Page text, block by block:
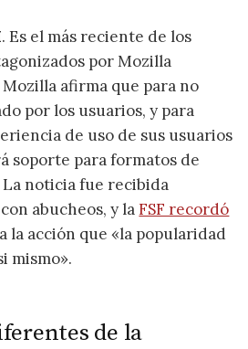
. Es el más reciente de los
por Mozilla
afirma que para no
por los usuarios, y para
de uso de sus usuarios
soporte para formatos de
La noticia fue recibida
abucheos, y laFSF recordó
a la acción que «la popularidad
mismo».
de la